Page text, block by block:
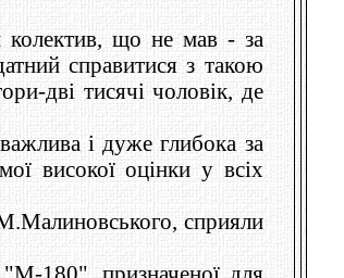
колектив, що не мав - за
справитися з такою
дві тисячі чоловік, де
і дуже глибока за
високої оцінки у всіх
сприяли